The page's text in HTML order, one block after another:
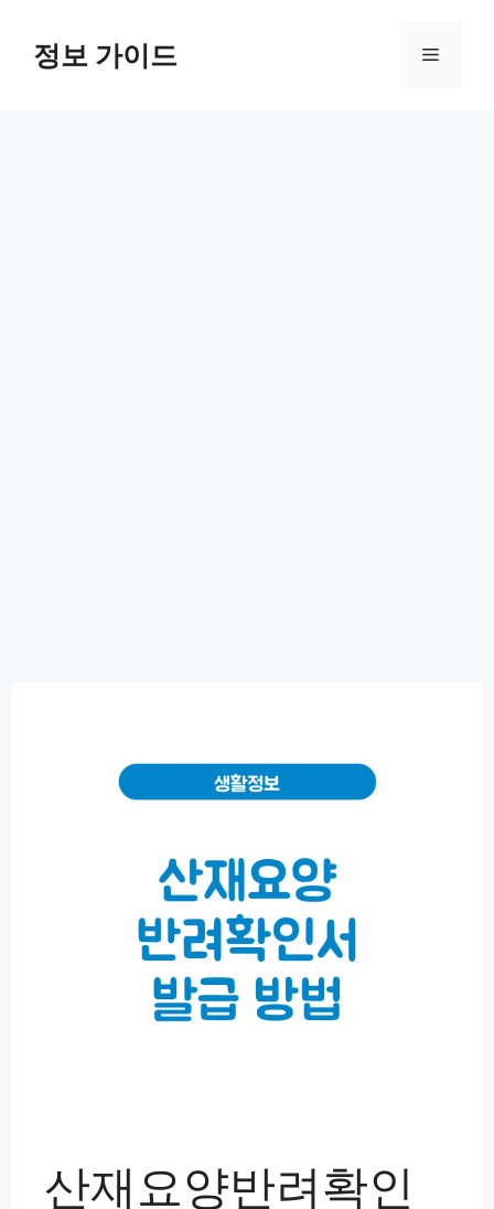
정보 가이드 메
산재요양반려확인